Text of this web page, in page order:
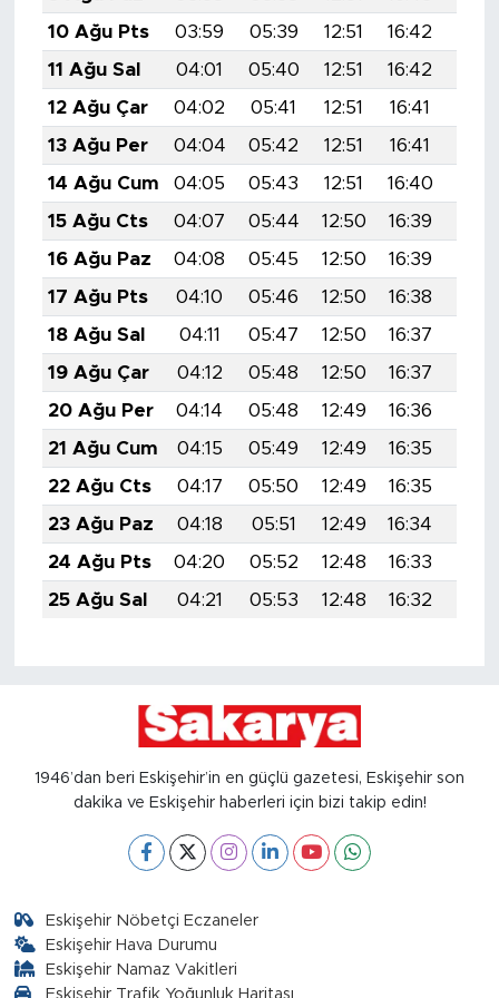
10 Ağu Pts
03:59 05:39 12:51 16:42
11 Ağu Sal
04:01 05:40 12:51 16:42
12 Ağu Çar
04:02 05:41 12:51 16:41
13 Ağu Per
04:04 05:42 12:51 16:41
14 Ağu Cum
04:05 05:43 12:51 16:40
15 Ağu Cts
04:07 05:44 12:50 16:39
16 Ağu Paz
04:08 05:45 12:50 16:39
17 Ağu Pts
04:10 05:46 12:50 16:38
18 Ağu Sal
04:11 05:47 12:50 16:37
19 Ağu Çar
04:12 05:48 12:50 16:37
20 Ağu Per
04:14 05:48 12:49 16:36
21 Ağu Cum
04:15 05:49 12:49 16:35
22 Ağu Cts
04:17 05:50 12:49 16:35
23 Ağu Paz
04:18 05:51 12:49 16:34
24 Ağu Pts
04:20 05:52 12:48 16:33
25 Ağu Sal
04:21 05:53 12:48 16:32
1946’dan beri Eskişehir’in en güçlü gazetesi, Eskişehir son
dakika ve Eskişehir haberleri için bizi takip edin!
Eskişehir Nöbetçi Eczaneler
Eskişehir Hava Durumu
Eskişehir Namaz Vakitleri
Eskişehir Trafik Yoğunluk Haritası